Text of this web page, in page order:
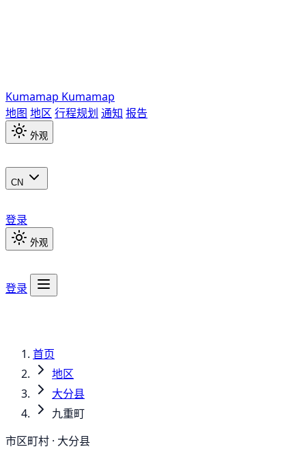
Kumamap Kumamap
地图 地区 行程规划 通知 报告
外观
CN
登录
外观
登录
首页
地区
大分县
九重町
市区町村 · 大分县